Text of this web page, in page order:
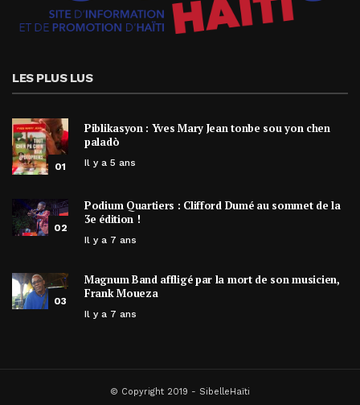
LES PLUS LUS
01
Piblikasyon : Yves Mary Jean tonbe sou yon chen
paladò
Il y a 5 ans
02
Podium Quartiers : Clifford Dumé au sommet de la
3e édition !
Il y a 7 ans
03
Magnum Band affligé par la mort de son musicien,
Frank Moueza
Il y a 7 ans
© Copyright 2019 - SibelleHaïti